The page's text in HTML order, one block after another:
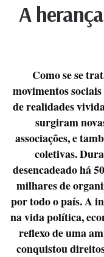
A
Como se se
movimentos
de realidades
surgiram
associações, e
coletivas.
desencadeado há
milhares de
por todo o país. A
na vida política,
reflexo de uma
conquistou